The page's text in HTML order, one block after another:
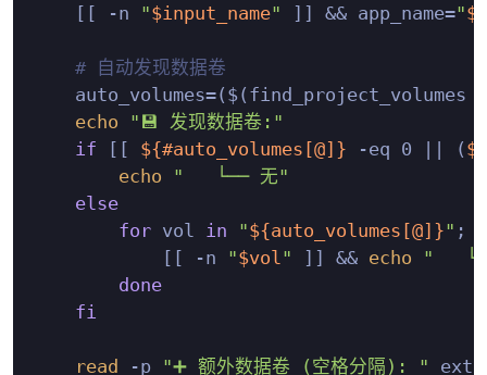
    [[ -n
"$input_name" ]] && app_name="
# 自动发现数据卷
    auto_volumes=($(find_project_volumes
echo
"💾 发现数据卷:"
if [[ ${#auto_volumes[@]} -eq 0 || (
echo
"   └── 无"
else
for vol in "${auto_volumes[@]}" ;
            [[ -n
"$vol" ]] && echo
"
done
fi
read -p "➕ 额外数据卷 (空格分隔): "